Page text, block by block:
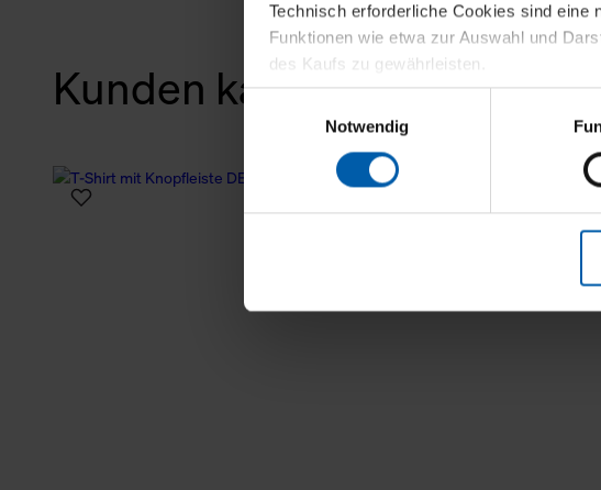
Technisch erforderliche Cookies sind eine
Funktionen wie etwa zur Auswahl und
des Kaufs zu gewährleisten.
Für die Darstellung personalisierter
sowie für Marketing-, Statistik- und
personenbezogene Informationen. Diese
Klicken Sie auf "Alle erlauben", damit wir
verwenden dürfen. Über die jeweiligen
Einwilligungsauswahl
Notwendig
Kunden kauften auch